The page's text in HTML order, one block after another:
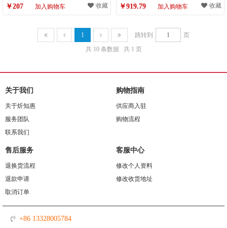
￥207 加入购物车 收藏 ￥919.79 加入购物车 收藏
1 跳转到
页
共 10 条数据
共 1 页
关于我们
关于炘知惠
服务团队
联系我们
购物指南
供应商入驻
购物流程
售后服务
退换货流程
退款申请
取消订单
客服中心
修改个人资料
修改收货地址
+86 13328005784